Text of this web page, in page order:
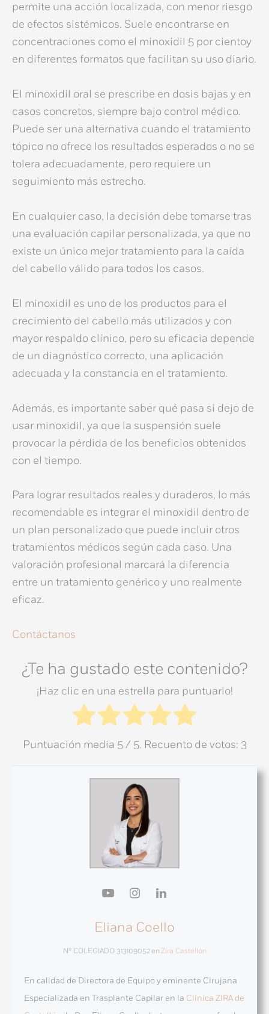
permite una acción localizada, con menor riesgo
de efectos sistémicos. Suele encontrarse en
concentraciones como el minoxidil 5 por cientoy
en diferentes formatos que facilitan su uso diario.
El minoxidil oral se prescribe en dosis bajas y en
casos concretos, siempre bajo control médico.
Puede ser una alternativa cuando el tratamiento
tópico no ofrece los resultados esperados o no se
tolera adecuadamente, pero requiere un
seguimiento más estrecho.
En cualquier caso, la decisión debe tomarse tras
una evaluación capilar personalizada, ya que no
existe un único mejor tratamiento para la caída
del cabelloválido para todos los casos.
El minoxidil es uno de los productos para el
crecimiento del cabello más utilizados y con
mayor respaldo clínico, pero su eficacia depende
de un diagnóstico correcto, una aplicación
adecuada y la constancia en el tratamiento.
Además, es importante saber qué pasa si dejo de
usar minoxidil, ya que la suspensión suele
provocar la pérdida de los beneficios obtenidos
con el tiempo.
Para lograr resultados reales y duraderos, lo más
recomendable es integrar el minoxidil dentro de
un plan personalizado que puede incluir otros
tratamientos médicos según cada caso. Una
valoración profesional marcará la diferencia
entre un tratamiento genérico y uno realmente
eficaz.
Contáctanos
¿Te ha gustado este contenido?
¡Haz clic en una estrella para puntuarlo!
Puntuación media 5/ 5. Recuento de votos: 3
Eliana Coello
Nº COLEGIADO 313109052 en Zira Castellón
En calidad de Directora de Equipo y eminente Cirujana
Especializada en Trasplante Capilar en la Clínica ZIRA de